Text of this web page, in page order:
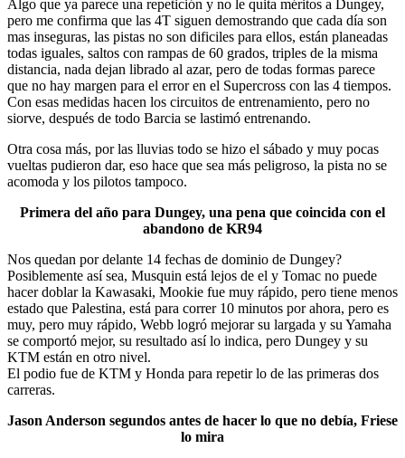
Algo que ya parece una repetición y no le quita méritos a Dungey,
pero me confirma que las 4T siguen demostrando que cada día son
mas inseguras, las pistas no son dificiles para ellos, están planeadas
todas iguales, saltos con rampas de 60 grados, triples de la misma
distancia, nada dejan librado al azar, pero de todas formas parece
que no hay margen para el error en el Supercross con las 4 tiempos.
Con esas medidas hacen los circuitos de entrenamiento, pero no
siorve, después de todo Barcia se lastimó entrenando.
Otra cosa más, por las lluvias todo se hizo el sábado y muy pocas
vueltas pudieron dar, eso hace que sea más peligroso, la pista no se
acomoda y los pilotos tampoco.
Primera del año para Dungey, una pena que coincida con el
abandono de KR94
Nos quedan por delante 14 fechas de dominio de Dungey?
Posiblemente así sea, Musquin está lejos de el y Tomac no puede
hacer doblar la Kawasaki, Mookie fue muy rápido, pero tiene menos
estado que Palestina, está para correr 10 minutos por ahora, pero es
muy, pero muy rápido, Webb logró mejorar su largada y su Yamaha
se comportó mejor, su resultado así lo indica, pero Dungey y su
KTM están en otro nivel.
El podio fue de KTM y Honda para repetir lo de las primeras dos
carreras.
Jason Anderson segundos antes de hacer lo que no debía, Friese
lo mira